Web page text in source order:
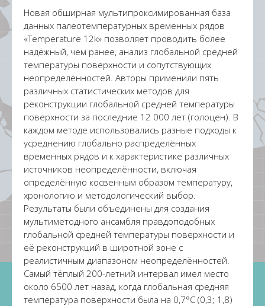
Новая обширная мультипроксимированная база
данных палеотемпературных временных рядов
«Temperature 12k» позволяет проводить более
надёжный, чем ранее, анализ глобальной средней
температуры поверхности и сопутствующих
неопределённостей. Авторы применили пять
различных статистических методов для
реконструкции глобальной средней температуры
поверхности за последние 12 000 лет (голоцен). В
каждом методе использовались разные подходы к
усреднению глобально распределённых
временных рядов и к характеристике различных
источников неопределённости, включая
определённую косвенным образом температуру,
хронологию и методологический выбор.
Результаты были объединены для создания
мультиметодного ансамбля правдоподобных
глобальной средней температуры поверхности и
её реконструкций в широтной зоне с
реалистичным диапазоном неопределённостей.
Самый тёплый 200-летний интервал имел место
около 6500 лет назад, когда глобальная средняя
температура поверхности была на 0,7°C (0,3; 1,8)